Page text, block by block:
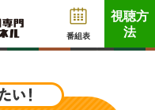
番組表
視聴方
法